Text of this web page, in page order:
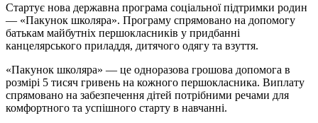
Стартує нова державна програма соціальної підтримки родин
— «Пакунок школяра». Програму спрямовано на допомогу
батькам майбутніх першокласників у придбанні
канцелярського приладдя, дитячого одягу та взуття.
«Пакунок школяра» — це одноразова грошова допомога в
розмірі 5 тисяч гривень на кожного першокласника. Виплату
спрямовано на забезпечення дітей потрібними речами для
комфортного та успішного старту в навчанні.